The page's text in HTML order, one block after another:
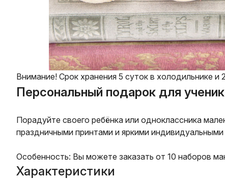
Внимание! Срок хранения 5 суток в холодильнике
Персональный подарок для
Порадуйте своего ребёнка или одноклассника
праздничными принтами и яркими
Особенность: Вы можете заказать от 10 наборов
Характеристики